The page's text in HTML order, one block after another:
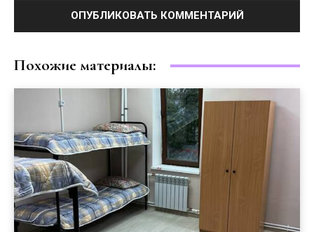
Похожие материалы: